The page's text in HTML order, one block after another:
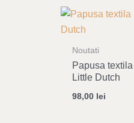
Noutati
Papusa
Little Dutch
98,00 lei